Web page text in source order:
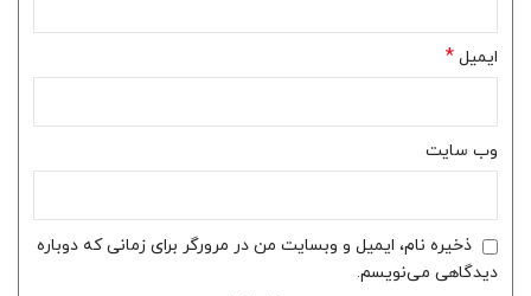
ایمیل *
وب‌ سایت
ذخیره نام، ایمیل و وبسایت من در مرورگر برای زمانی که دوباره
دیدگاهی می‌نویسم.